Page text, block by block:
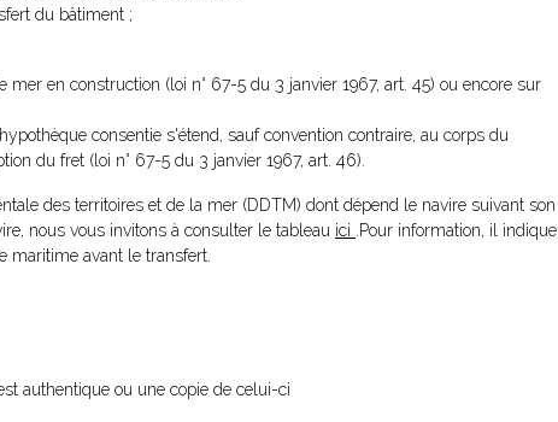
du bâtiment ;
en construction (loi n° 67-5 du 3 janvier 1967, art. 45) ou encore sur
consentie s'étend, sauf convention contraire, au corps du
du fret (loi n° 67-5 du 3 janvier 1967, art. 46).
des territoires et de la mer (DDTM) dont dépend le navire suivant son
nous vous invitons à consulter le tableau ici .Pour information, il indique
maritime avant le transfert.
authentique ou une copie de celui-ci